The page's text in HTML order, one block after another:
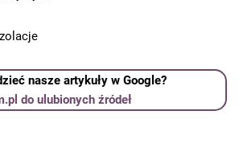
nasze artykuły w Google?
do ulubionych źródeł